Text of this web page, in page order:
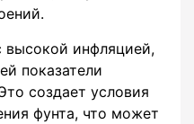
высокой инфляцией,
показатели
создает условия
фунта, что может